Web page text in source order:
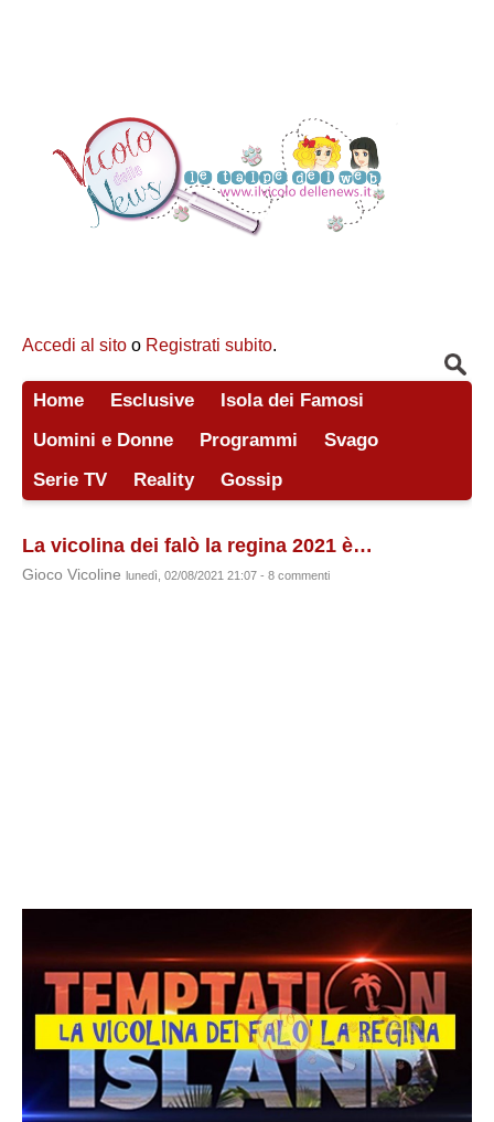
Accedi al sito o Registrati subito.
Home Esclusive
Isola dei Famosi
Uomini e Donne
Programmi
Svago
Serie TV
Reality Gossip
La vicolina dei falò la regina 2021 è…
Gioco Vicoline lunedì, 02/08/2021 21:07 - 8 commenti